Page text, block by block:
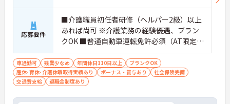
応募要件
■介護職員初任者研修（ヘルパー2級）以上
あれば尚可 ※介護業務の経験優遇、ブラン
クOK ■普通自動車運転免許必須（AT限定
可）
車通勤可 残業少なめ 年間休日110日以上
ブランクOK
産休･育休･介護休暇取得実績あり
ボーナス・賞与あり
社会保険完備
交通費支給
退職金制度あり